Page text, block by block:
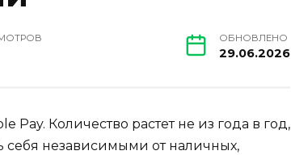
ОБНОВЛЕНО
29.06.2026
Количество растет не из года в год,
себя независимыми от наличных,